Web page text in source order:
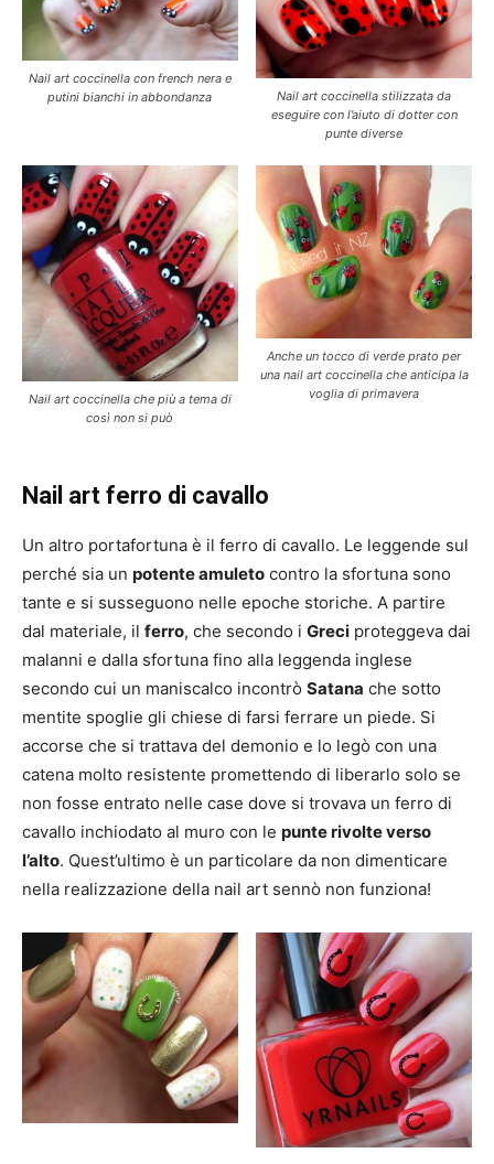
Nail art coccinella con french nera e
putini bianchi in abbondanza
Nail art coccinella stilizzata da
eseguire con l’aiuto di dotter con
punte diverse
Nail art coccinella che più a tema di
così non si può
Anche un tocco di verde prato per
una nail art coccinella che anticipa la
voglia di primavera
Nail art ferro di cavallo
Un altro portafortuna è il ferro di cavallo. Le leggende sul
perché sia un potente amuleto contro la sfortuna sono
tante e si susseguono nelle epoche storiche. A partire
dal materiale, il ferro, che secondo i Greci proteggeva dai
malanni e dalla sfortuna fino alla leggenda inglese
secondo cui un maniscalco incontrò Satana che sotto
mentite spoglie gli chiese di farsi ferrare un piede. Si
accorse che si trattava del demonio e lo legò con una
catena molto resistente promettendo di liberarlo solo se
non fosse entrato nelle case dove si trovava un ferro di
cavallo inchiodato al muro con le punte rivolte verso
l’alto. Quest’ultimo è un particolare da non dimenticare
nella realizzazione della nail art sennò non funziona!